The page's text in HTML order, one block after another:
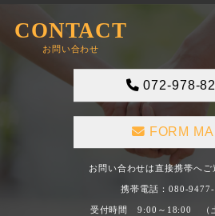
CONTACT
お問い合わせ
072-978-
FORM
お問い合わせは直接携帯へご
携帯電話：080-
受付時間 9:00～18:00 （土